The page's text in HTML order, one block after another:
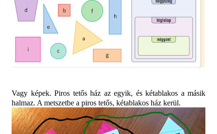
Vagy képek. Piros tetős ház az egyik, és kétablakos a másik
halmaz. A metszetbe a piros tetős, kétablakos ház kerül.